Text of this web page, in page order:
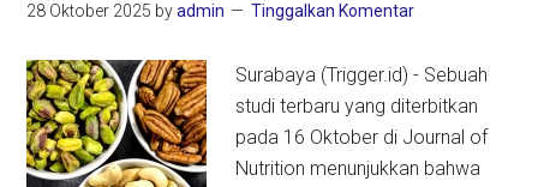
28 Oktober 2025 byadmin Tinggalkan Komentar
Surabaya (Trigger.id) - Sebuah
studi terbaru yang diterbitkan
pada 16 Oktober di Journal of
Nutrition menunjukkan bahwa